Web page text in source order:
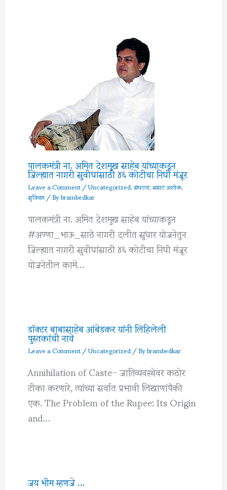
पालकमंत्री ना. अमित देशमुख साहेब यांच्याकडून
जिल्ह्यात नागरी सुवीधांसाठी ४६ कोटीचा निधी मंजूर
Leave a Comment/Uncategorized,संघटना,सम्राट अशोक,
सुविचार/ Bybrambedkar
पालकमंत्री ना. अमित देशमुख साहेब यांच्याकडून
#अण्णा_भाऊ_साठे नागरी दलीत सुधार योजनेतुन
जिल्ह्यात नागरी सुवीधांसाठी ४६ कोटीचा निधी मंजूर
योजनेतील कामे…
डॉक्टर बाबासाहेब आंबेडकर यांनी लिहिलेली
पुस्तकांची नावे
Leave a Comment/Uncategorized/ Bybrambedkar
Annihilation of Caste– जातिव्यवस्थेवर कठोर
टीका करणारे, त्यांच्या सर्वात प्रभावी लिखाणांपैकी
एक. The Problem of the Rupee: Its Origin
and…
जय भीम म्हणजे …